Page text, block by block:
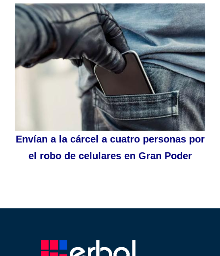
Envían a la cárcel a cuatro personas por
el robo de celulares en Gran Poder